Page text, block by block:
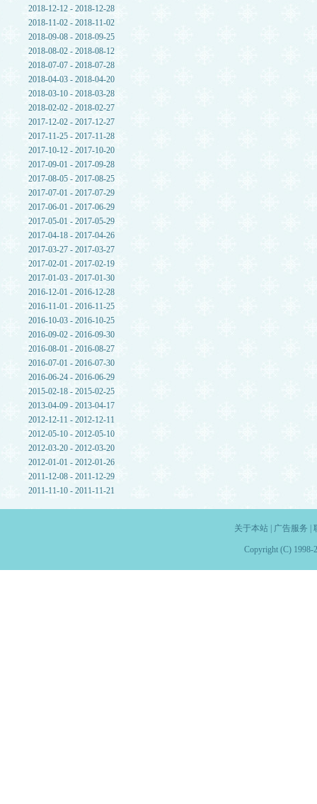
2018-12-12 - 2018-12-28
2018-11-02 - 2018-11-02
2018-09-08 - 2018-09-25
2018-08-02 - 2018-08-12
2018-07-07 - 2018-07-28
2018-04-03 - 2018-04-20
2018-03-10 - 2018-03-28
2018-02-02 - 2018-02-27
2017-12-02 - 2017-12-27
2017-11-25 - 2017-11-28
2017-10-12 - 2017-10-20
2017-09-01 - 2017-09-28
2017-08-05 - 2017-08-25
2017-07-01 - 2017-07-29
2017-06-01 - 2017-06-29
2017-05-01 - 2017-05-29
2017-04-18 - 2017-04-26
2017-03-27 - 2017-03-27
2017-02-01 - 2017-02-19
2017-01-03 - 2017-01-30
2016-12-01 - 2016-12-28
2016-11-01 - 2016-11-25
2016-10-03 - 2016-10-25
2016-09-02 - 2016-09-30
2016-08-01 - 2016-08-27
2016-07-01 - 2016-07-30
2016-06-24 - 2016-06-29
2015-02-18 - 2015-02-25
2013-04-09 - 2013-04-17
2012-12-11 - 2012-12-11
2012-05-10 - 2012-05-10
2012-03-20 - 2012-03-20
2012-01-01 - 2012-01-26
2011-12-08 - 2011-12-29
2011-11-10 - 2011-11-21
关于本站| 广告服务
Copyright (C) 1998-